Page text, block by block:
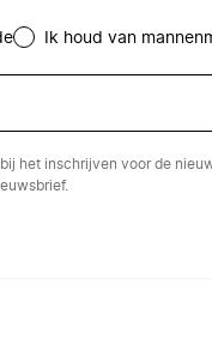
Ik houd van
bij het inschrijven voor de